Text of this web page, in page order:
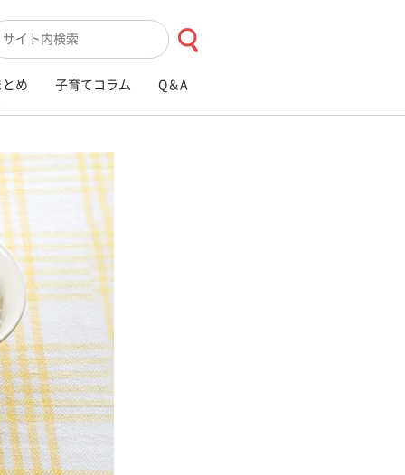
キーワード入力
とめ 子育てコラム Q＆A